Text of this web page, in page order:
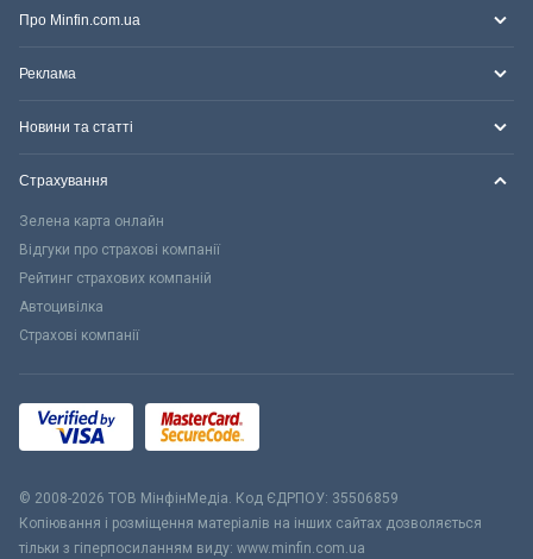
Про Minfin.com.ua
Реклама
Новини та статті
Страхування
Зелена карта онлайн
Відгуки про страхові компанії
Рейтинг страхових компаній
Автоцивілка
Страхові компанії
© 2008-2026 ТОВ МiнфiнМедiа. Код ЄДРПОУ: 35506859
Копіювання і розміщення матеріалів на інших сайтах дозволяється
тільки з гіперпосиланням виду: www.minfin.com.ua